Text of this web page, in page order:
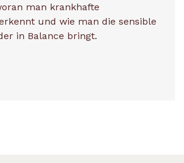
man krankhafte
und wie man die sensible
in Balance bringt.